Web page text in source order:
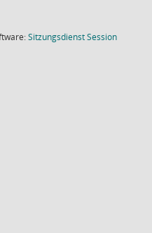
SitzungsdienstSession(Wird in